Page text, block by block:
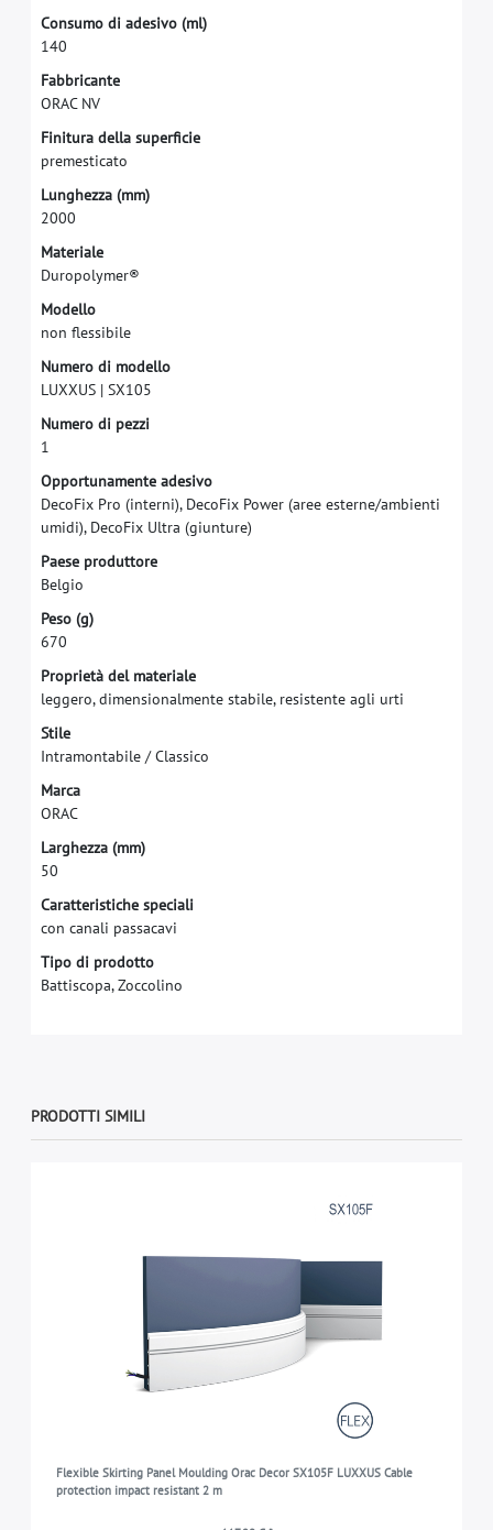
Consumo di adesivo (ml)
140
Fabbricante
ORAC NV
Finitura della superfcie
premesticato
Lunghezza (mm)
2000
Materiale
Duropolymer®
Modello
non fessibile
Numero di modello
LUXXUS | SX105
Numero di pezzi
1
Opportunamente adesivo
DecoFix Pro (interni), DecoFix Power (aree esterne/ambienti
umidi), DecoFix Ultra (giunture)
Paese produttore
Belgio
Peso (g)
670
Proprietà del materiale
leggero, dimensionalmente stabile, resistente agli urti
Stile
Intramontabile / Classico
Marca
ORAC
Larghezza (mm)
50
Caratteristiche speciali
con canali passacavi
Tipo di prodotto
Battiscopa, Zoccolino
PRODOTTI SIMILI
Flexible Skirting Panel Moulding Orac Decor SX105F LUXXUS Cable
protection impact resistant 2 m